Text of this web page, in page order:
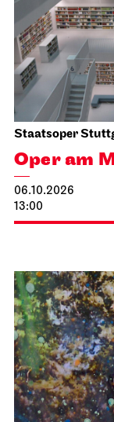
Staatsoper
Oper am
06.10.2026
13:00